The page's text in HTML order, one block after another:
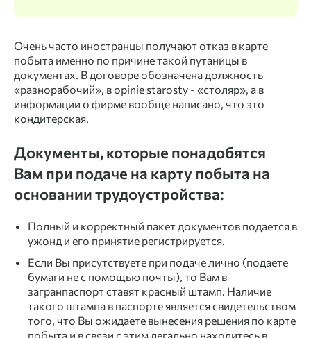
Очень часто иностранцы получаютотказ в карте
побыта именно по причине такой путаницы в
документах. В договоре обозначена должность
«разнорабочий», в opinie starosty - «столяр», а в
информации о фирме вообще написано, что это
кондитерская.
Документы, которые понадобятся
Вам при подаче на карту побыта на
основании трудоустройства:
Полный и корректный пакет документов подается в
ужонд и его принятие регистрируется.
Если Вы присутствуете при подаче лично (подаете
бумаги не с помощью почты), то Вам в
загранпаспорт ставят красный штамп. Наличие
такого штампа в паспорте является свидетельством
того, что Вы ожидаете вынесения решения по карте
побыта и в связи с этим легально находитесь в